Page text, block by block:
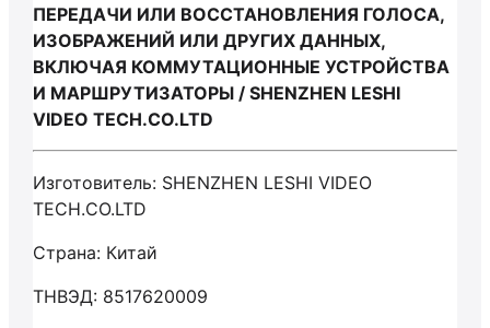
ПЕРЕДАЧИ ИЛИ ВОССТАНОВЛЕНИЯ ГОЛОСА,
ИЗОБРАЖЕНИЙ ИЛИ ДРУГИХ ДАННЫХ,
ВКЛЮЧАЯ КОММУТАЦИОННЫЕ УСТРОЙСТВА
И МАРШРУТИЗАТОРЫ / SHENZHEN LESHI
VIDEO TECH.CO.LTD
Изготовитель: SHENZHEN LESHI VIDEO
TECH.CO.LTD
Страна: Китай
ТНВЭД: 8517620009